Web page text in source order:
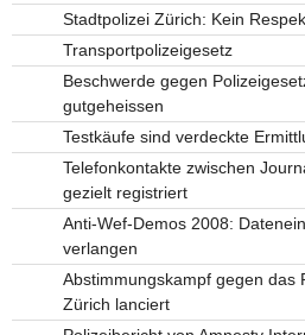
Stadtpolizei Zürich: Kein
Transportpolizeigesetz
Beschwerde gegen
gutgeheissen
Testkäufe sind verdeckte
Telefonkontakte zwischen
gezielt registriert
Anti-Wef-Demos 2008:
verlangen
Abstimmungskampf gegen das
Zürich lanciert